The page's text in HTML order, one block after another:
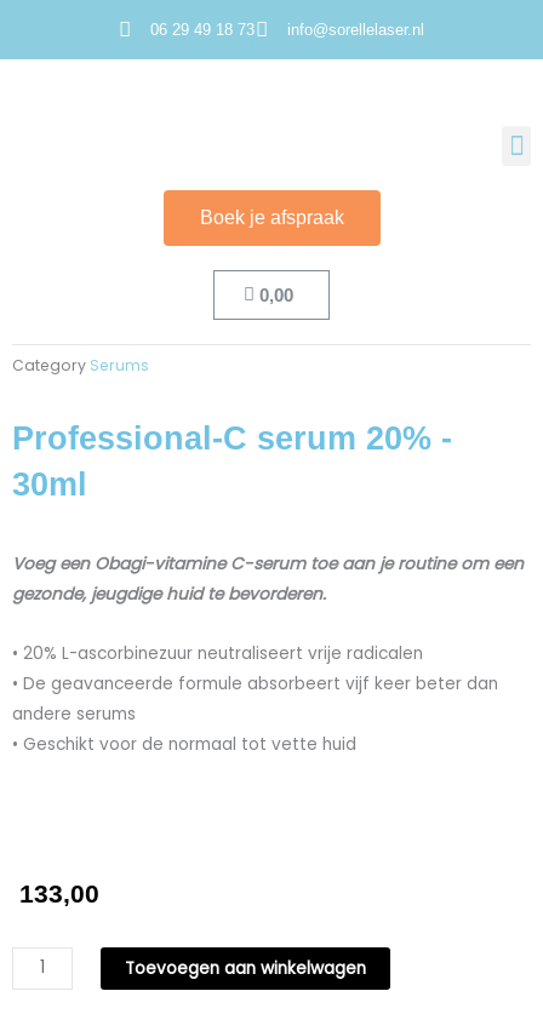
06 29 49 18 73 info@sorellelaser.nl
Boek je afspraak
0,00
Cart
Category Serums
Professional-C serum 20% -
30ml
Voeg een Obagi-vitamine C-serum toe aan je routine om een
gezonde, jeugdige huid te bevorderen.
• 20% L-ascorbinezuur neutraliseert vrije radicalen
• De geavanceerde formule absorbeert vijf keer beter dan
andere serums
• Geschikt voor de normaal tot vette huid
133,00
Professional-
C
Toevoegen aan winkelwagen